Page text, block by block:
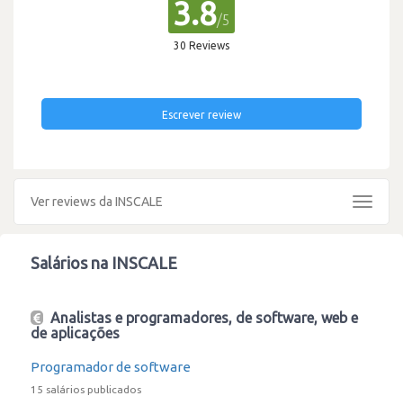
3.8/5
30 Reviews
Escrever review
Ver reviews da INSCALE
Toggle
Salários na INSCALE
Analistas e programadores, de software, web e
de aplicações
Programador de software
15 salários publicados